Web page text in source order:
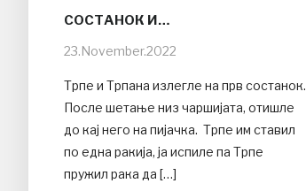
СОСТАНОК И…
23.November.2022
Трпе и Трпана излегле на прв состанок.
После шетање низ чаршијата, отишле
до кај него на пијачка. Трпе им ставил
по една ракија, ја испиле па Трпе
пружил рака да […]